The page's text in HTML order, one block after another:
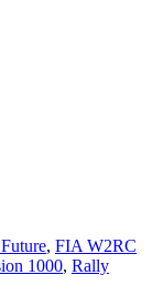
, FIA W2RC
1000, Rally